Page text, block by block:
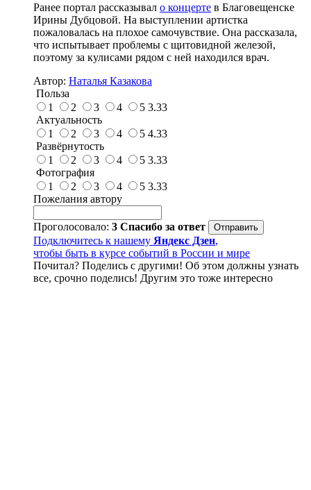
Ранее портал рассказывал о концерте в Благовещенске
Ирины Дубцовой. На выступлении артистка
пожаловалась на плохое самочувствие. Она рассказала,
что испытывает проблемы с щитовидной железой,
поэтому за кулисами рядом с ней находился врач.
Автор: Наталья Казакова
Польза
1
2 3 4 5 3.33
Актуальность
1
2 3 4 5 4.33
Развёрнутость
1
2 3 4 5 3.33
Фотография
1
2 3 4 5 3.33
Пожелания автору
Проголосовало: 3 Спасибо за ответ
Подключитесь к нашему Яндекс Дзен,
чтобы быть в курсе событий в России и мире
Почитал? Поделись с другими! Об этом должны узнать
все, срочно поделись! Другим это тоже интересно